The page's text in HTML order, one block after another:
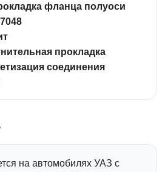
фланца полуоси
прокладка
соединения
на автомобилях УАЗ с